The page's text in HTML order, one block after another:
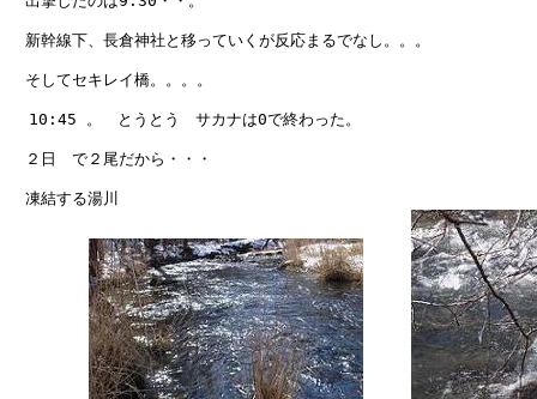
新幹線下、長倉神社と移っていくが反応まるでなし。。。
そしてセキレイ橋。。。。
  10:45 。　とうとう　サカナは0で終わった。
２日　で２尾だから・・・
凍結する湯川